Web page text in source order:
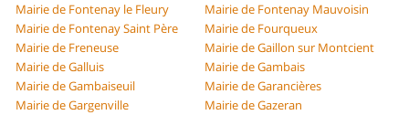
Mairie de Fontenay le Fleury
Mairie de Fontenay Mauvoisin
Mairie de Fontenay Saint Père
Mairie de Fourqueux
Mairie de Freneuse
Mairie de Gaillon sur Montcient
Mairie de Galluis
Mairie de Gambais
Mairie de Gambaiseuil
Mairie de Garancières
Mairie de Gargenville
Mairie de Gazeran